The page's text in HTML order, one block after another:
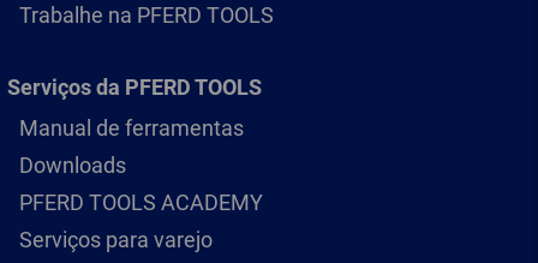
Trabalhe na PFERD TOOLS
Serviços da PFERD TOOLS
Manual de ferramentas
Downloads
PFERD TOOLS ACADEMY
Serviços para varejo